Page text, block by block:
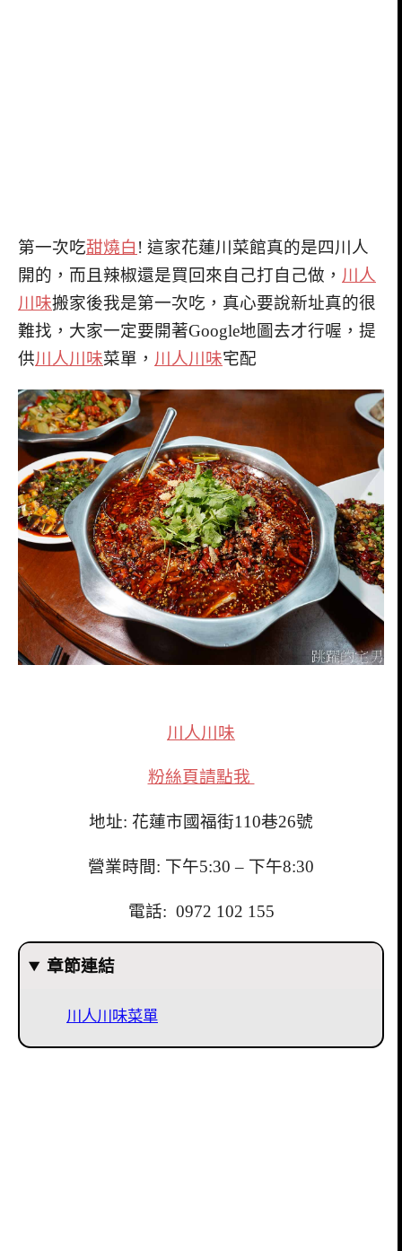
第一次吃甜燒白 ! 這家花蓮川菜館真的是四川人
開的，而且辣椒還是買回來自己打自己做， 川人
川味搬家後我是第一次吃，真心要說新址真的很
難找，大家一定要開著Google地圖去才行喔，提
供川人川味菜單， 川人川味宅配
川人川味
粉絲頁請點我
地址: 花蓮市國福街110巷26號
營業時間: 下午5:30 – 下午8:30
電話: 0972 102 155
章節連結
川人川味菜單